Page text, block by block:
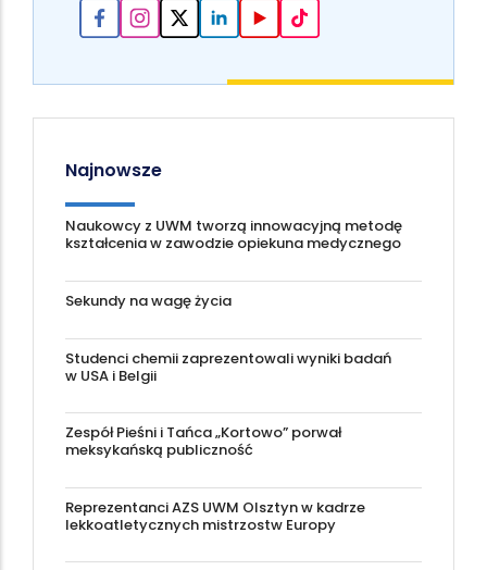
Najnowsze
Naukowcy z UWM tworzą innowacyjną metodę
kształcenia w zawodzie opiekuna medycznego
Sekundy na wagę życia
Studenci chemii zaprezentowali wyniki badań
w USA i Belgii
Zespół Pieśni i Tańca „Kortowo” porwał
meksykańską publiczność
Reprezentanci AZS UWM Olsztyn w kadrze
lekkoatletycznych mistrzostw Europy